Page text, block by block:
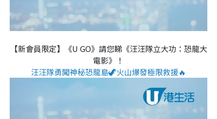
【新會員限定】《U GO》請您睇《汪汪隊立大功：恐龍大
電影》！
汪汪隊勇闖神秘恐龍島🦖火山爆發極限救援🔥